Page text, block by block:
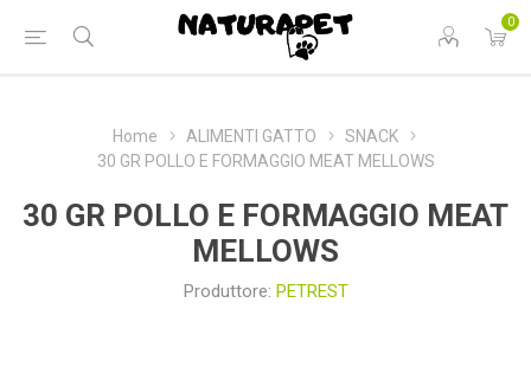
0
Home ALIMENTI GATTO
SNACK
30 GR POLLO E FORMAGGIO MEAT MELLOWS
30 GR POLLO E FORMAGGIO MEAT
MELLOWS
Produttore: PETREST